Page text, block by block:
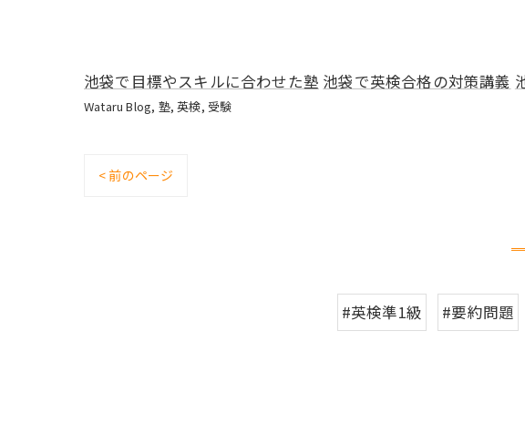
池袋で目標やスキルに合わせた塾 池袋で英検合格の対策講義
Wataru Blog 塾 英検 受験
< 前のページ
#英検準1級 #要約問題